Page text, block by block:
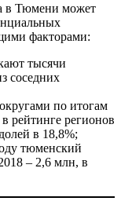
в Тюмени может
факторами:
тысячи
соседних
по итогам
рейтинге регионов
в 18,8%;
тюменский
– 2,6 млн, в